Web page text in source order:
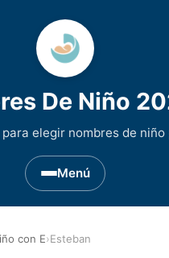
De Niño
elegir nombres de niño
Menú
con E›Esteban